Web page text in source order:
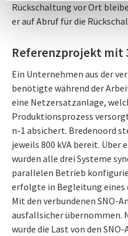
Rückschaltung vor Ort
er auf Abruf für die
Referenzprojekt mit
Ein Unternehmen aus der
benötigte während der
eine Netzersatzanlage,
Produktionsprozess
n-1 absichert. Bredenoord
jeweils 800 kVA bereit. Über
wurden alle drei Systeme
parallelen Betrieb
erfolgte in Begleitung eines
Mit den verbundenen SNO-
ausfallsicher übernommen.
wurde die Last von den